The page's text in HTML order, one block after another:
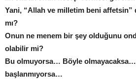
Yani, “Allah ve milletim beni affetsin”
mı?
Onun ne menem bir şey olduğunu
olabilir mi?
Bu olmuyorsa… Böyle
başlanmıyorsa…